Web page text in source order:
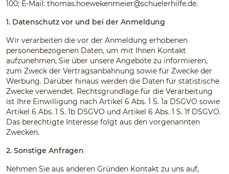
100; E-Mail: thomas.hoewekenmeier@schuelerhilfe.de.
1. Datenschutz vor und bei der Anmeldung
Wir verarbeiten die vor der Anmeldung erhobenen
personenbezogenen Daten, um mit Ihnen Kontakt
aufzunehmen, Sie über unsere Angebote zu informieren,
zum Zweck der Vertragsanbahnung sowie für Zwecke der
Werbung. Darüber hinaus werden die Daten für statistische
Zwecke verwendet. Rechtsgrundlage für die Verarbeitung
ist Ihre Einwilligung nach Artikel 6 Abs. 1 S. 1a DSGVO sowie
Artikel 6 Abs. 1 S. 1b DSGVO und Artikel 6 Abs. 1 S. 1f DSGVO.
Das berechtigte Interesse folgt aus den vorgenannten
Zwecken.
2. Sonstige Anfragen
Nehmen Sie aus anderen Gründen Kontakt zu uns auf,